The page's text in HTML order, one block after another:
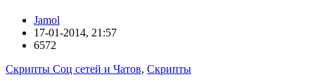
Jamol
17-01-2014, 21:57
6572
Скрипты Соц сетей и Чатов, Скрипты